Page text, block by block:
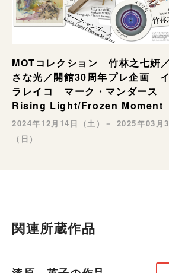
MOTコレクション 竹林之七姸
さな光／開館30周年プレ企画
ラレイコ マーク・マンダース
Rising Light/Frozen Moment
2024年12月14日（土）－ 2025年03月
（日）
関連所蔵作品